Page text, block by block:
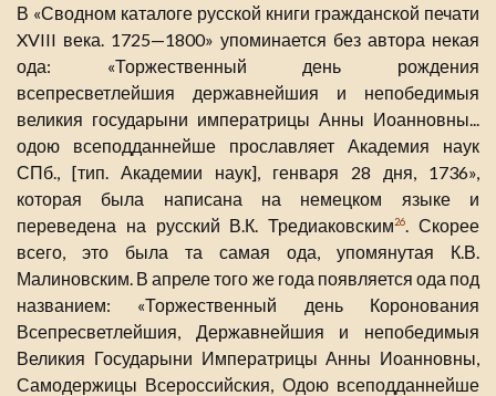
В «Сводном каталоге русской книги гражданской печати
XVIII века. 1725—1800» упоминается без автора некая
ода: «Торжественный день рождения
всепресветлейшия державнейшия и непобедимыя
великия государыни императрицы Анны Иоанновны...
одою всеподданнейше прославляет Академия наук
СПб., [тип. Академии наук], генваря 28 дня, 1736»,
которая была написана на немецком языке и
переведена на русский В.К. Тредиаковским26. Скорее
всего, это была та самая ода, упомянутая К.В.
Малиновским. В апреле того же года появляется ода под
названием: «Торжественный день Коронования
Всепресветлейшия, Державнейшия и непобедимыя
Великия Государыни Императрицы Анны Иоанновны,
Самодержицы Всероссийския, Одою всеподданнейше